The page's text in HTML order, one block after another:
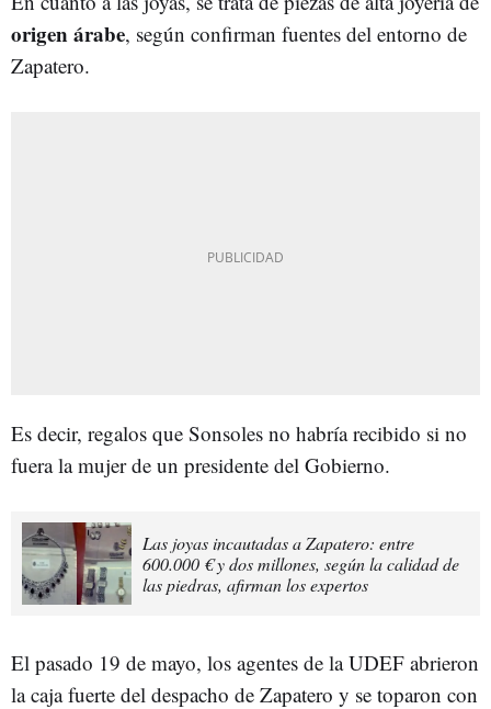
origen árabe, según confirman fuentes del entorno de
Zapatero.
Es decir, regalos que Sonsoles no habría recibido si no
fuera la mujer de un presidente del Gobierno.
Las joyas incautadas a Zapatero: entre
600.000 € y dos millones, según la calidad de
las piedras, afirman los expertos
El pasado 19 de mayo, los agentes de la UDEF abrieron
la caja fuerte del despacho de Zapatero y se toparon con